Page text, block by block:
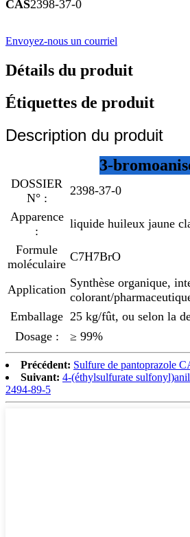
CAS2398-37-0
Envoyez-nous un courriel
Détails du produit
Étiquettes de produit
Description du produit
3-
DOSSIER
N° :
2398-37-0
Apparence
:
liquide huileux jaune
Formule
moléculaire
C7H7BrO
Application Synthèse organique,
colorant/
Emballage 25 kg/fût, ou selon la
Dosage :
≥ 99%
Précédent: Sulfure de pantoprazole
Suivant: 4-(éthylsulfurate
2494-89-5